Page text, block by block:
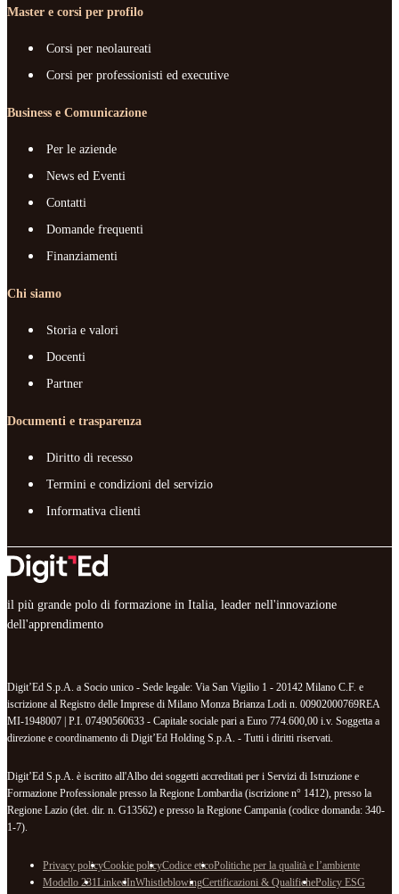
Master e corsi per profilo
Corsi per neolaureati
Corsi per professionisti ed executive
Business e Comunicazione
Per le aziende
News ed Eventi
Contatti
Domande frequenti
Finanziamenti
Chi siamo
Storia e valori
Docenti
Partner
Documenti e trasparenza
Diritto di recesso
Termini e condizioni del servizio
Informativa clienti
il più grande polo di formazione in Italia, leader nell'innovazione
dell'apprendimento
Digit’Ed S.p.A. a Socio unico - Sede legale: Via San Vigilio 1 - 20142 Milano C.F. e
iscrizione al Registro delle Imprese di Milano Monza Brianza Lodi n. 00902000769REA
MI-1948007 | P.I. 07490560633 - Capitale sociale pari a Euro 774.600,00 i.v. Soggetta a
direzione e coordinamento di Digit’Ed Holding S.p.A. - Tutti i diritti riservati.
Digit’Ed S.p.A. è iscritto all'Albo dei soggetti accreditati per i Servizi di Istruzione e
Formazione Professionale presso la Regione Lombardia (iscrizione n° 1412), presso la
Regione Lazio (det. dir. n. G13562) e presso la Regione Campania (codice domanda: 340-
1-7).
Privacy policyCookie policyCodice eticoPolitiche per la qualità e l’ambiente
Modello 231LinkedInWhistleblowingCertificazioni & QualifichePolicy ESG